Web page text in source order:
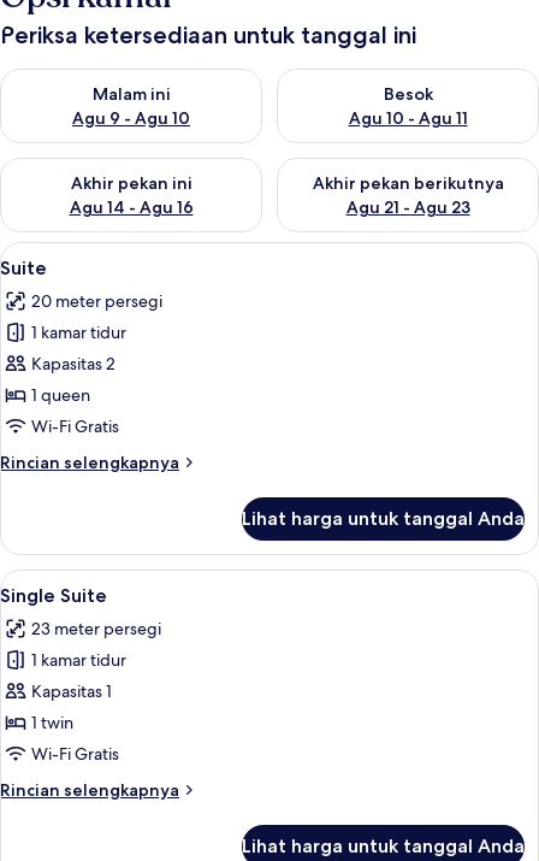
Periksa ketersediaan untuk tanggal ini
Malam ini
Agu 9 - Agu 10
Periksa ketersediaan untuk malam ini Agu 9 - Agu 10
Besok
Agu 10 - Agu 11
Periksa ketersediaan untuk
Akhir pekan ini
Agu 14 - Agu 16
Periksa ketersediaan untuk akhir pekan ini Agu 14 - Agu 16
Akhir pekan berikutnya
Agu 21 - Agu 23
Periksa ketersediaan untuk
Lihat
semua
foto
untuk
Suite
Suite | Ruang kerja ramah laptop,
34
Suite
20 meter persegi
1 kamar tidur
Kapasitas 2
1 queen
Wi-Fi Gratis
Rincian selengkapnya
Rincian
Suite
Lihat harga untuk tanggal Anda
Lihat
semua
foto
untuk
Single
Suite
Single Suite | Ruang kerja ramah
13
Single Suite
23 meter persegi
1 kamar tidur
Kapasitas 1
1 twin
Wi-Fi Gratis
Rincian selengkapnya
Rincian
Lihat harga untuk tanggal Anda